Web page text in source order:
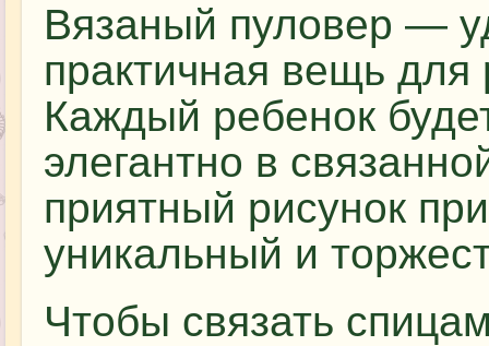
Вязаный пуловер —
практичная вещь для
Каждый ребенок
элегантно в
приятный рисунок
уникальный и
Чтобы связать